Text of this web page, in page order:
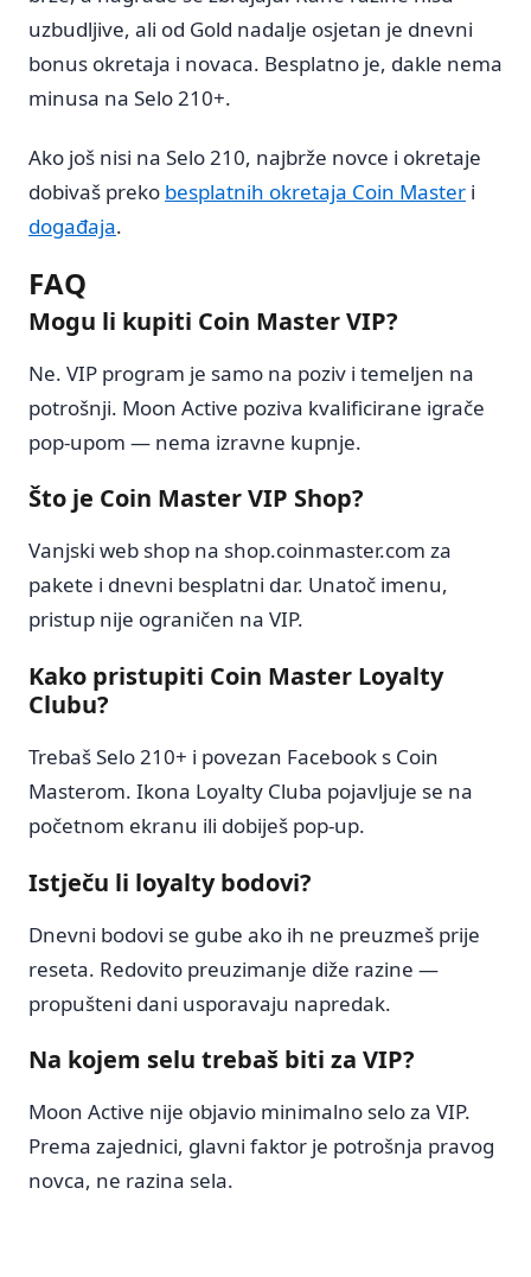
uzbudljive, ali od Gold nadalje osjetan je dnevni
bonus okretaja i novaca. Besplatno je, dakle nema
minusa na Selo 210+.
Ako još nisi na Selo 210, najbrže novce i okretaje
dobivaš preko besplatnih okretaja Coin Master i
događaja.
FAQ
Mogu li kupiti Coin Master VIP?
Ne. VIP program je samo na poziv i temeljen na
potrošnji. Moon Active poziva kvalificirane igrače
pop-upom — nema izravne kupnje.
Što je Coin Master VIP Shop?
Vanjski web shop na shop.coinmaster.com za
pakete i dnevni besplatni dar. Unatoč imenu,
pristup nije ograničen na VIP.
Kako pristupiti Coin Master Loyalty
Clubu?
Trebaš Selo 210+ i povezan Facebook s Coin
Masterom. Ikona Loyalty Cluba pojavljuje se na
početnom ekranu ili dobiješ pop-up.
Istječu li loyalty bodovi?
Dnevni bodovi se gube ako ih ne preuzmeš prije
reseta. Redovito preuzimanje diže razine —
propušteni dani usporavaju napredak.
Na kojem selu trebaš biti za VIP?
Moon Active nije objavio minimalno selo za VIP.
Prema zajednici, glavni faktor je potrošnja pravog
novca, ne razina sela.